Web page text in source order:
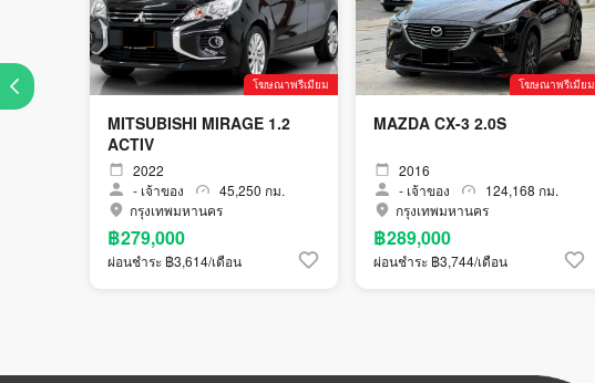
โฆษณาพรีเมียม
MITSUBISHI MIRAGE 1.2
ACTIV
2022
- เจ้าของ
45,250 กม.
กรุงเทพมหานคร
฿279,000
ผ่อนชำระ ฿3,614/เดือน
โฆษณาพรีเมียม
MAZDA CX-3 2.0S
2016
- เจ้าของ
124,168 กม.
กรุงเทพมหานคร
฿289,000
ผ่อนชำระ ฿3,744/เดือน